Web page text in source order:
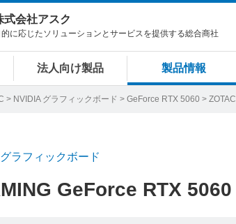
式会社アスク
的に応じたソリューションとサービスを提供する総合商社
法人向け製品 製品情報
> NVIDIA グラフィックボード > GeForce RTX 5060 >
ラフィックボード
GeForce RTX